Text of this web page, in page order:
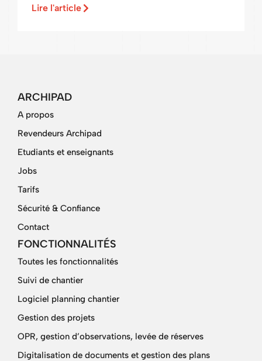
Lire l'article
ARCHIPAD
A propos
Revendeurs Archipad
Etudiants et enseignants
Jobs
Tarifs
Sécurité & Confiance
Contact
FONCTIONNALITÉS
Toutes les fonctionnalités
Suivi de chantier
Logiciel planning chantier
Gestion des projets
OPR, gestion d’observations, levée de réserves
Digitalisation de documents et gestion des plans